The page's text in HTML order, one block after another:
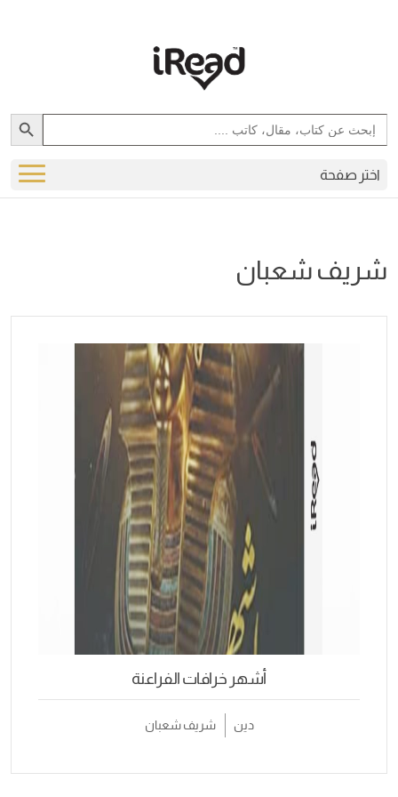
Search
for:
Search Button
اختر صفحة
شريف شعبان
أشهر خرافات الفراعنة
دين شريف شعبان